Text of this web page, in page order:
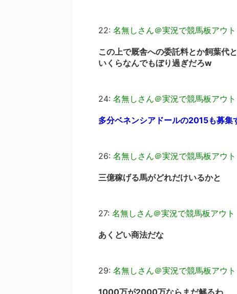
22: 名無しさん＠実況で競馬板アウト
この上で厩舎への委託料とか飼葉代
いくらなんでもぼり過ぎだろw
24: 名無しさん＠実況で競馬板アウト
多分ベネンシアドールの2015も募集
26: 名無しさん＠実況で競馬板アウト
三億稼げる馬がどれだけいるかと
27: 名無しさん＠実況で競馬板アウト
あくどい商法だな
29: 名無しさん＠実況で競馬板アウト
1000万が2000万ならまだ解るわ